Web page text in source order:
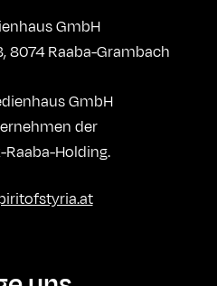
GmbH
8074 Raaba-Grambach
GmbH
der
Holding.